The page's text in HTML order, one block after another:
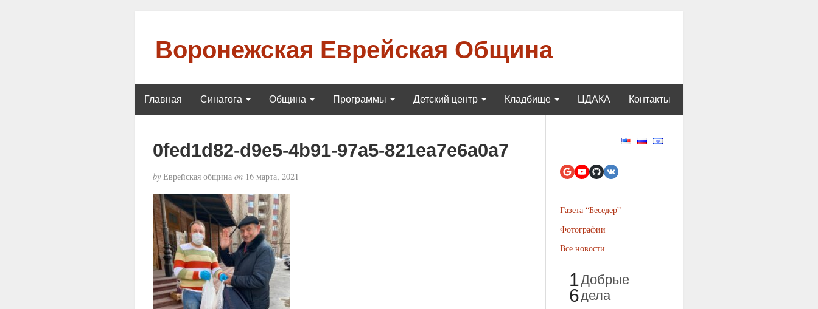
Воронежская Еврейская Община
Главная Синагога Община Программы Детский центр Кладбище ЦДАКА Контакты
0fed1d82-d9e5-4b91-97a5-821ea7e6a0a7
byЕврейская община on16 марта, 2021
Газета “Беседер”
Фотографии
Все новости
1
6
Добрые
дела